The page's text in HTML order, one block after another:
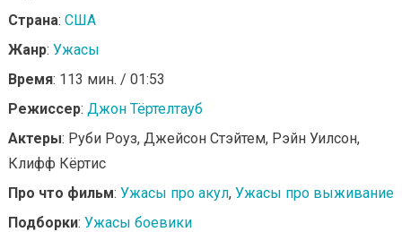
Страна: США
Жанр: Ужасы
Время: 113 мин. / 01:53
Режиссер: Джон Тёртелтауб
Актеры: Руби Роуз, Джейсон Стэйтем, Рэйн Уилсон,
Клифф Кёртис
Про что фильм: Ужасы про акул, Ужасы про выживание
Подборки: Ужасы боевики